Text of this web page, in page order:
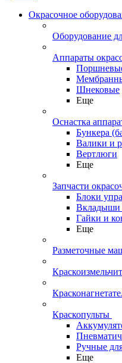
Окрасочное
Оборудование
Аппараты
Шнековые
Еще
Оснастка
Бункера
Валики и
Вертлюги
Еще
Запчасти
Блоки
Вкладыши
Гайки и
Еще
Разметочные
Краскопульты
Ручные
Еще